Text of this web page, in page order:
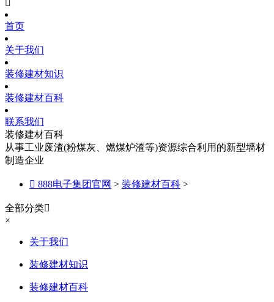

首页
关于我们
装修建材知识
装修建材百科
联系我们
装修建材百科
从事工业废渣(粉煤灰、燃煤炉渣等)资源综合利用的新型墙材
制造企业
 888电子集团官网 > 装修建材百科 >
全部分类
×
关于我们
装修建材知识
装修建材百科